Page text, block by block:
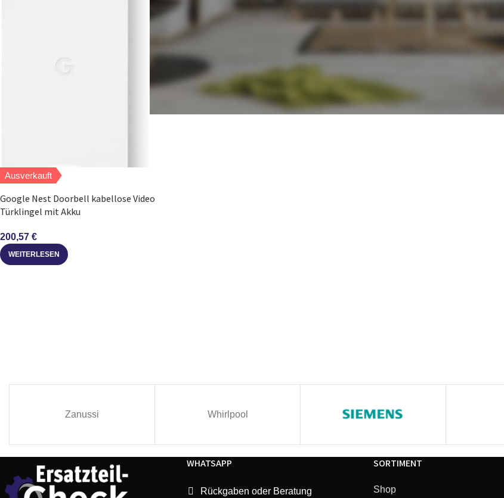
Ausverkauft
Google Nest Doorbell kabellose Video
Türklingel mit Akku
200,57 €
WEITERLESEN
Zanussi Whirlpool
WHATSAPP
Rückgaben oder Beratung
SORTIMENT
Shop